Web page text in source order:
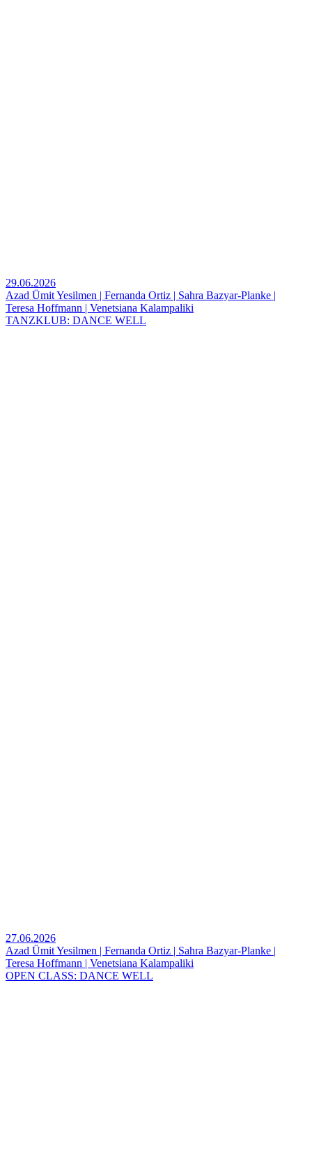
29.06.2026
Azad Ümit Yesilmen | Fernanda Ortiz | Sahra Bazyar-Planke |
Teresa Hoffmann | Venetsiana Kalampaliki
TANZKLUB: DANCE WELL
27.06.2026
Azad Ümit Yesilmen | Fernanda Ortiz | Sahra Bazyar-Planke |
Teresa Hoffmann | Venetsiana Kalampaliki
OPEN CLASS: DANCE WELL